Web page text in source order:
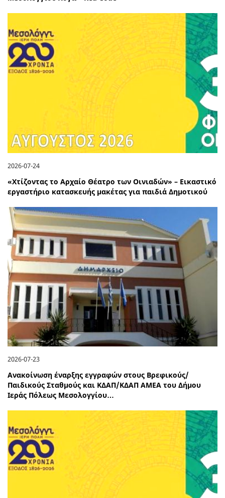
2026-07-24
«Χτίζοντας το Αρχαίο Θέατρο των Οινιαδών» – Εικαστικό
εργαστήριο κατασκευής μακέτας για παιδιά Δημοτικού
2026-07-23
Ανακοίνωση έναρξης εγγραφών στους Βρεφικούς/
Παιδικούς Σταθμούς και ΚΔΑΠ/ΚΔΑΠ ΑΜΕΑ του Δήμου
Ιεράς Πόλεως Μεσολογγίου…